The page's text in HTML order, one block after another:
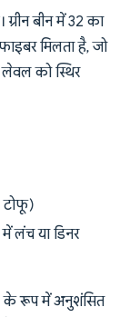
बीन में 32 का
मिलता है, जो
को स्थिर
टोफू)
लंच या डिनर
के रूप में अनुशंसित